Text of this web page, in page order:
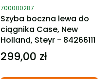
Kod produktu
700000287
Szyba boczna lewa do
ciągnika Case, New
Holland, Steyr - 84266111
Cena
299,00 zł